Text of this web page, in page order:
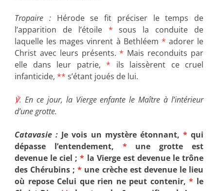
Tropaire : Hérode se fit préciser le temps de
l’apparition de l’étoile * sous la conduite de
laquelle les mages vinrent à Bethléem * adorer le
Christ avec leurs présents.* Mais reconduits par
elle dans leur patrie, * ils laissèrent ce cruel
infanticide, ** s’étant joués de lui.
℣. En ce jour, la Vierge enfante le Maître à l’intérieur
d’une grotte.
Catavasie : Je vois un mystère étonnant, *qui
dépasse l’entendement, *une grotte est
devenue le ciel ;* la Vierge est devenue le trône
des Chérubins ;* une crèche est devenue le lieu
où repose Celui que rien ne peut contenir,* le